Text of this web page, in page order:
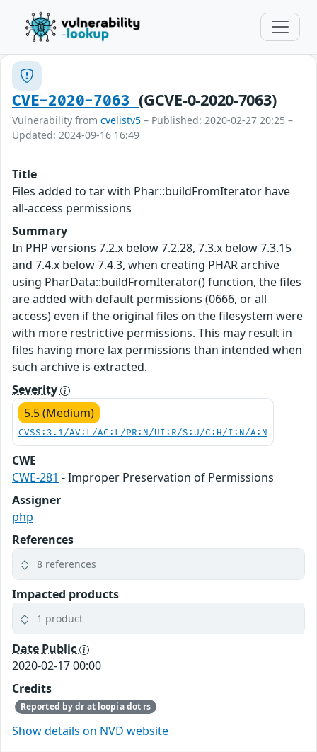
CVE-2020-7063(GCVE-0-2020-7063)
Vulnerability from cvelistv5 – Published: 2020-02-27 20:25 –
Updated: 2024-09-16 16:49
Title
Files added to tar with Phar::buildFromIterator have
all-access permissions
Summary
In PHP versions 7.2.x below 7.2.28, 7.3.x below 7.3.15
and 7.4.x below 7.4.3, when creating PHAR archive
using PharData::buildFromIterator() function, the files
are added with default permissions (0666, or all
access) even if the original files on the filesystem were
with more restrictive permissions. This may result in
files having more lax permissions than intended when
such archive is extracted.
Severity
5.5 (Medium)
CVSS:3.1/AV:L/AC:L/PR:N/UI:R/S:U/C:H/I:N/A:N
CWE
CWE-281 - Improper Preservation of Permissions
Assigner
php
References
8 references
Impacted products
1 product
Date Public
2020-02-17 00:00
Credits
Reported by dr at loopia dot rs
Show details on NVD website